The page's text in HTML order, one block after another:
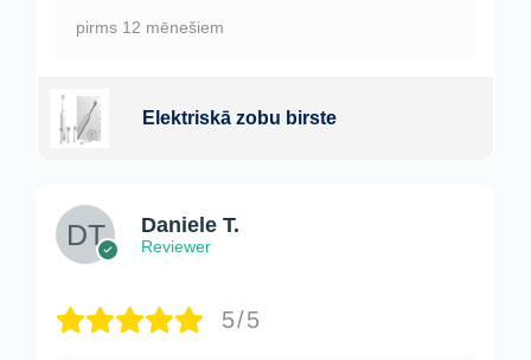
pirms 12 mēnešiem
Elektriskā zobu birste
Daniele T.
Reviewer
5/5